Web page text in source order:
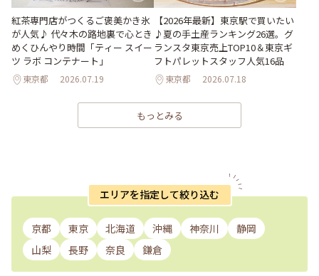
紅茶専門店がつくるご褒美かき氷
が人気♪ 代々木の路地裏で心とき
めくひんやり時間「ティー スイー
ツ ラボ コンテナート」
東京都 2026.07.19
【2026年最新】東京駅で買いたい
♪夏の手土産ランキング26選。グ
ランスタ東京売上TOP10＆東京ギ
フトパレットスタッフ人気16品
東京都 2026.07.18
もっとみる
エリアを指定して絞り込む
京都 東京 北海道 沖縄 神奈川
静岡
山梨
長野 奈良 鎌倉